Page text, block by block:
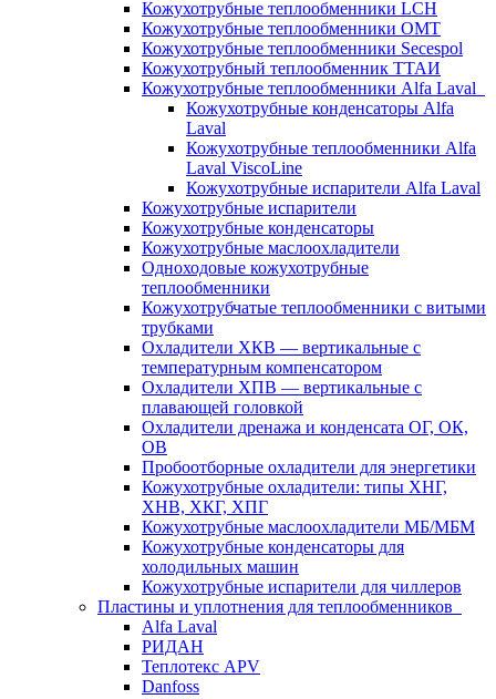
Кожухотрубные теплообменники LCH
Кожухотрубные теплообменники OMT
Кожухотрубные теплообменники Secespol
Кожухотрубный теплообменник ТТАИ
Кожухотрубные теплообменники Alfa Laval
Кожухотрубные конденсаторы Alfa
Laval
Кожухотрубные теплообменники Alfa
Laval ViscoLine
Кожухотрубные испарители Alfa Laval
Кожухотрубные испарители
Кожухотрубные конденсаторы
Кожухотрубные маслоохладители
Одноходовые кожухотрубные
теплообменники
Кожухотрубчатые теплообменники с витыми
трубками
Охладители ХКВ — вертикальные с
температурным компенсатором
Охладители ХПВ — вертикальные с
плавающей головкой
Охладители дренажа и конденсата ОГ, ОК,
ОВ
Пробоотборные охладители для энергетики
Кожухотрубные охладители: типы ХНГ,
ХНВ, ХКГ, ХПГ
Кожухотрубные маслоохладители МБ/МБМ
Кожухотрубные конденсаторы для
холодильных машин
Кожухотрубные испарители для чиллеров
Пластины и уплотнения для теплообменников
Alfa Laval
РИДАН
Теплотекс APV
Danfoss